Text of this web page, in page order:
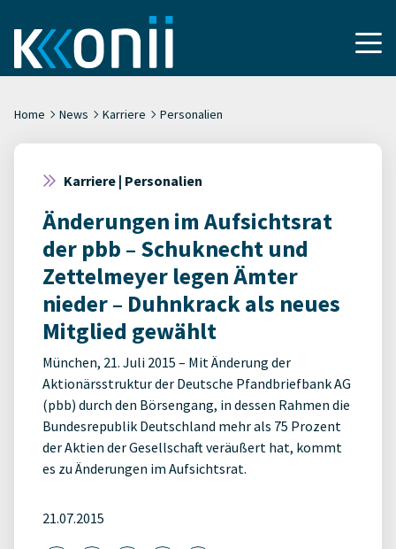
Home News Karriere Personalien
Karriere | Personalien
Änderungen im Aufsichtsrat
der pbb – Schuknecht und
Zettelmeyer legen Ämter
nieder – Duhnkrack als neues
Mitglied gewählt
München, 21. Juli 2015 – Mit Änderung der
Aktionärsstruktur der Deutsche Pfandbriefbank AG
(pbb) durch den Börsengang, in dessen Rahmen die
Bundesrepublik Deutschland mehr als 75 Prozent
der Aktien der Gesellschaft veräußert hat, kommt
es zu Änderungen im Aufsichtsrat.
21.07.2015